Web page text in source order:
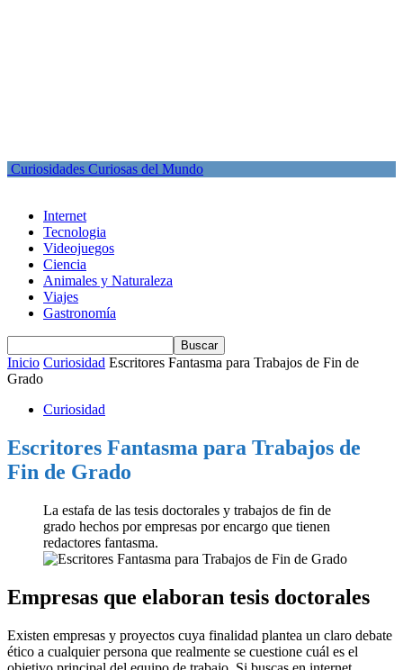
Curiosidades Curiosas del Mundo
Internet
Tecnologia
Videojuegos
Ciencia
Animales y Naturaleza
Viajes
Gastronomía
Inicio Curiosidad Escritores Fantasma para Trabajos de Fin de
Grado
Curiosidad
Escritores Fantasma para Trabajos de
Fin de Grado
La estafa de las tesis doctorales y trabajos de fin de
grado hechos por empresas por encargo que tienen
redactores fantasma.
Empresas que elaboran tesis doctorales
Existen empresas y proyectos cuya finalidad plantea un claro debate
ético a cualquier persona que realmente se cuestione cuál es el